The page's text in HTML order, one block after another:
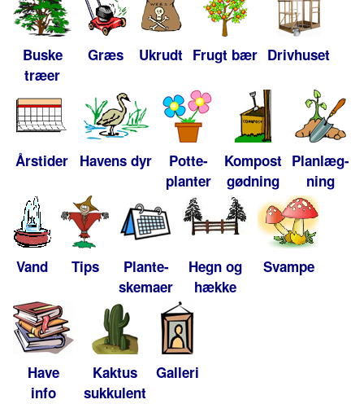
Buske
træer
Græs Ukrudt Frugt bær Drivhuset
Årstider Havens dyr
Potte-
planter
Kompost
gødning
Planlæg-
ning
Vand Tips
Plante-
skemaer
Hegn og
hække
Svampe
Have
info
Kaktus
sukkulent
Galleri